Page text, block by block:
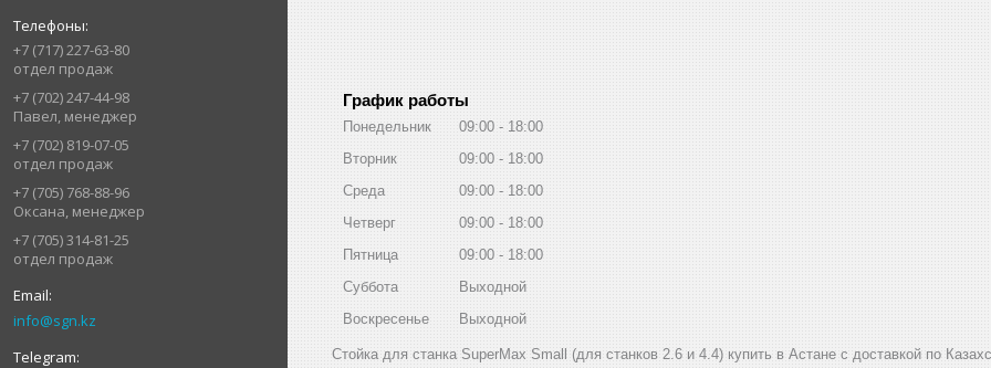
+7 (717) 227-63-80
отдел продаж
+7 (702) 247-44-98
Павел, менеджер
+7 (702) 819-07-05
отдел продаж
+7 (705) 768-88-96
Оксана, менеджер
+7 (705) 314-81-25
отдел продаж
info@sgn.kz
График работы
Понедельник 09:00
18:00
Вторник
09:00
18:00
Среда
09:00
18:00
Четверг
09:00
18:00
Пятница
09:00
18:00
Суббота
Выходной
Воскресенье
Выходной
Стойка для станка SuperMax Small (для станков 2.6 и 4.4) купить в Астане с доставкой по